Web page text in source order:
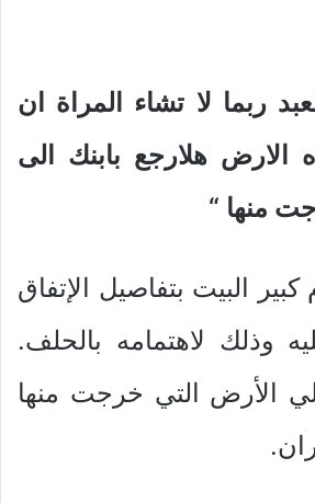
ربما لا تشاء المراة ان
الارض هلارجع بابنك الى
منها “
كبير البيت بتفاصيل الإتفاق
وذلك لاهتمامه بالحلف.
الأرض التي خرجت منها